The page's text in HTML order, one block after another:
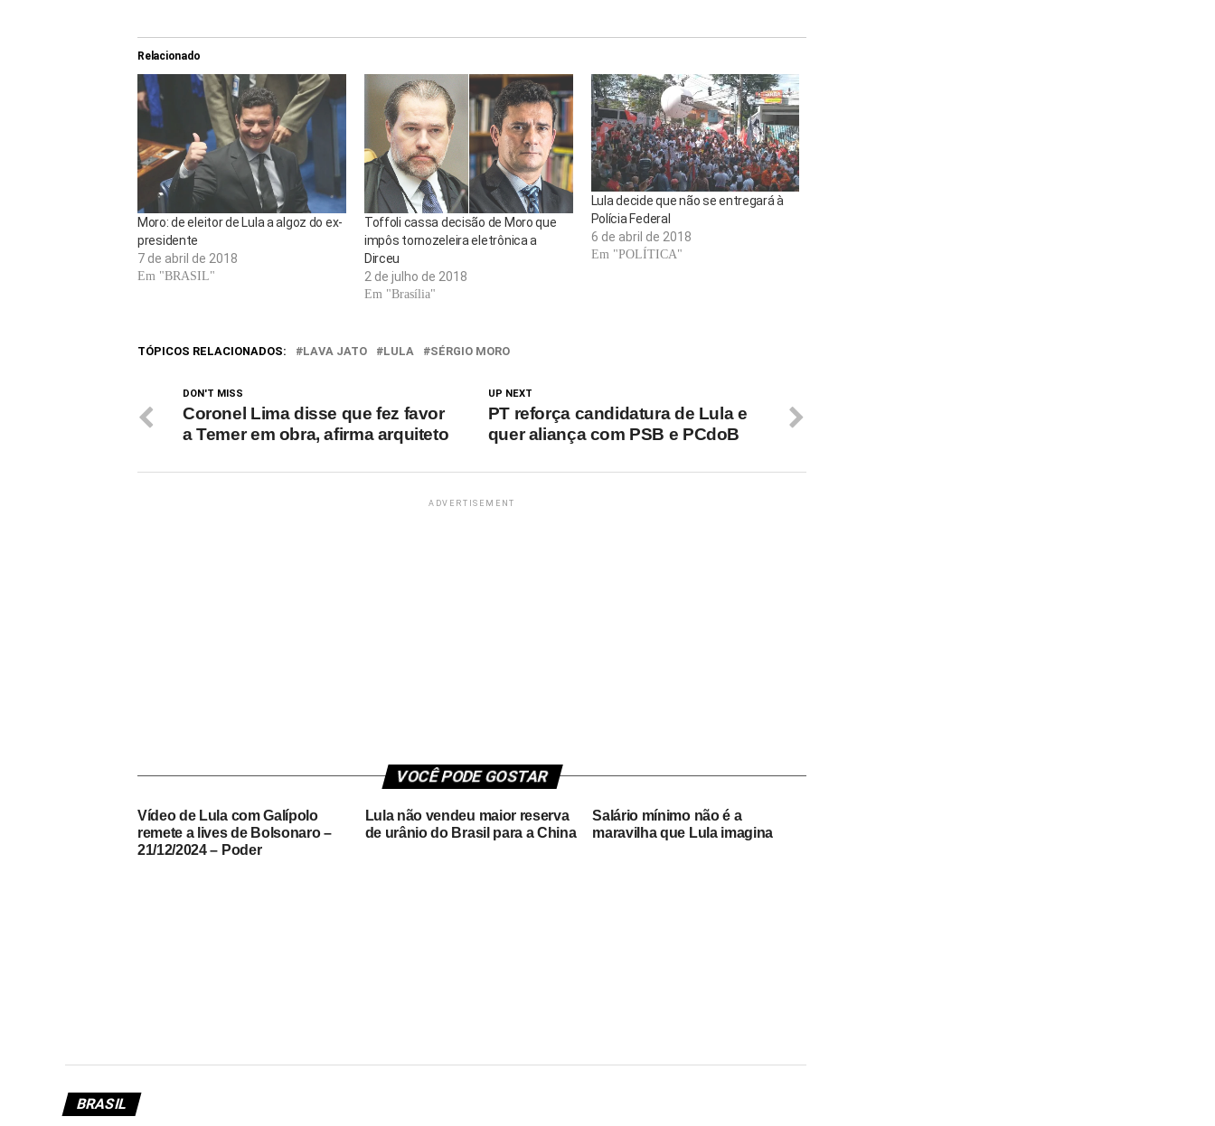
Relacionado
Moro: de eleitor de Lula a algoz do ex-
presidente
7 de abril de 2018
Em "BRASIL"
Toffoli cassa decisão de Moro que
impôs tornozeleira eletrônica a
Dirceu
2 de julho de 2018
Em "Brasília"
Lula decide que não se entregará à
Polícia Federal
6 de abril de 2018
Em "POLÍTICA"
TÓPICOS RELACIONADOS: LAVA JATO LULA SÉRGIO MORO
UP NEXT
PT reforça candidatura de Lula e
quer aliança com PSB e PCdoB
DON'T MISS
Coronel Lima disse que fez favor
a Temer em obra, afirma arquiteto
ADVERTISEMENT
VOCÊ PODE GOSTAR
Vídeo de Lula com Galípolo
remete a lives de Bolsonaro –
21/12/2024 – Poder
Lula não vendeu maior reserva
de urânio do Brasil para a China
Salário mínimo não é a
maravilha que Lula imagina
BRASIL